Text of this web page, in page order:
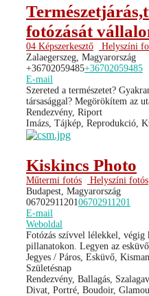
fotózását
04 Képszerkesztő
Helyszíni
Zalaegerszeg, Magyarország
+36702059485+36702059485
E-mail
Szereted a természetet?
társasággal? Megörökítem az
Rendezvény, Riport
Imázs, Tájkép, Reprodukció,
Kiskincs Photo
Műtermi fotós
Helyszíni fotós
Budapest, Magyarország
06702911201 06702911201
E-mail
Weboldal
Fotózás szívvel lélekkel, végig
pillanatokon. Legyen az
Jegyes / Páros, Esküvő,
Születésnap
Rendezvény, Ballagás,
Divat, Portré, Boudoir,